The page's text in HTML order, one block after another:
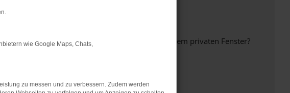
die Seite in einem anderen Browser oder in einem privaten Fenster?
wie Google Maps, Chats,
zu messen und zu verbessern. Zudem werden